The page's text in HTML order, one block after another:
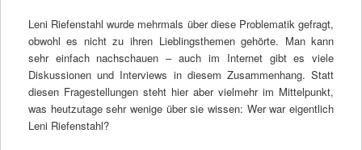
Leni Riefenstahl wurde mehrmals über diese Problematik gefragt,
obwohl es nicht zu ihren Lieblingsthemen gehörte. Man kann
sehr einfach nachschauen – auch im Internet gibt es viele
Diskussionen und Interviews in diesem Zusammenhang. Statt
diesen Fragestellungen steht hier aber vielmehr im Mittelpunkt,
was heutzutage sehr wenige über sie wissen: Wer war eigentlich
Leni Riefenstahl?